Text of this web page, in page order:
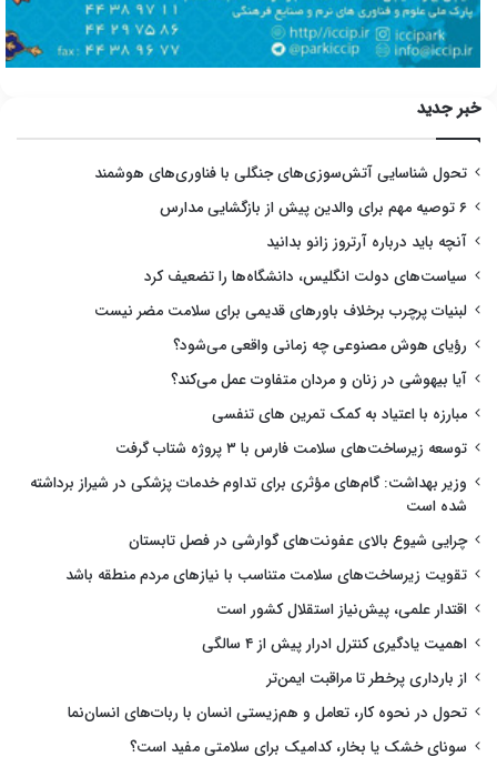
خبر جدید
تحول شناسایی آتش‌سوزی‌های جنگلی با فناوری‌های هوشمند
۶ توصیه مهم برای والدین پیش از بازگشایی مدارس
آنچه باید درباره آرتروز زانو بدانید
سیاست‌های دولت انگلیس، دانشگاه‌ها را تضعیف کرد
لبنیات پرچرب برخلاف باورهای قدیمی برای سلامت مضر نیست
رؤیای هوش مصنوعی چه زمانی واقعی می‌شود؟
آیا بیهوشی در زنان و مردان متفاوت عمل می‌کند؟
مبارزه با اعتیاد به کمک تمرین های تنفسی
توسعه زیرساخت‌های سلامت فارس با ۳ پروژه شتاب گرفت
وزیر بهداشت: گام‌های مؤثری برای تداوم خدمات پزشکی در شیراز برداشته
شده است
چرایی شیوع بالای عفونت‌های گوارشی در فصل تابستان
تقویت زیرساخت‌های سلامت متناسب با نیازهای مردم منطقه باشد
اقتدار علمی، پیش‌نیاز استقلال کشور است
اهمیت یادگیری کنترل ادرار پیش از ۴ سالگی
از بارداری پرخطر تا مراقبت ایمن‌تر
تحول در نحوه کار، تعامل و هم‌زیستی انسان با ربات‌های انسان‌نما
سونای خشک یا بخار، کدامیک برای سلامتی مفید است؟